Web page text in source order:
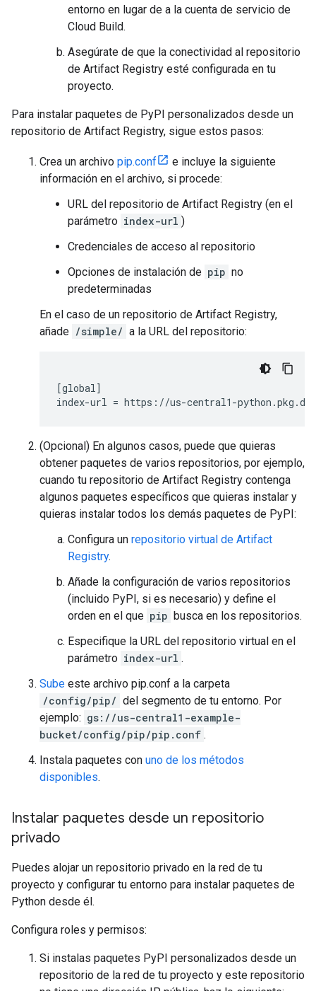
entorno en lugar de a la cuenta de servicio de
Cloud Build.
Asegúrate de que la conectividad al repositorio
de Artifact Registry esté configurada en tu
proyecto.
Para instalar paquetes de PyPI personalizados desde un
repositorio de Artifact Registry, sigue estos pasos:
Crea un archivo pip.conf
e incluye la siguiente
información en el archivo, si procede:
URL del repositorio de Artifact Registry (en el
parámetro index-url )
Credenciales de acceso al repositorio
Opciones de instalación de pip no
predeterminadas
En el caso de un repositorio de Artifact Registry,
añade /simple/ a la URL del repositorio:
[global]
(Opcional) En algunos casos, puede que quieras
obtener paquetes de varios repositorios, por ejemplo,
cuando tu repositorio de Artifact Registry contenga
algunos paquetes específicos que quieras instalar y
quieras instalar todos los demás paquetes de PyPI:
Configura un repositorio virtual de Artifact
Registry.
Añade la configuración de varios repositorios
(incluido PyPI, si es necesario) y define el
orden en el que pip busca en los repositorios.
Especifique la URL del repositorio virtual en el
parámetro index-url .
Sube este archivo pip.conf a la carpeta
/config/pip/ del segmento de tu entorno. Por
ejemplo: gs://us-central1-example-
bucket/config/pip/pip.conf .
Instala paquetes con uno de los métodos
disponibles.
Instalar paquetes desde un repositorio
privado
Puedes alojar un repositorio privado en la red de tu
proyecto y configurar tu entorno para instalar paquetes de
Python desde él.
Configura roles y permisos:
Si instalas paquetes PyPI personalizados desde un
repositorio de la red de tu proyecto y este repositorio